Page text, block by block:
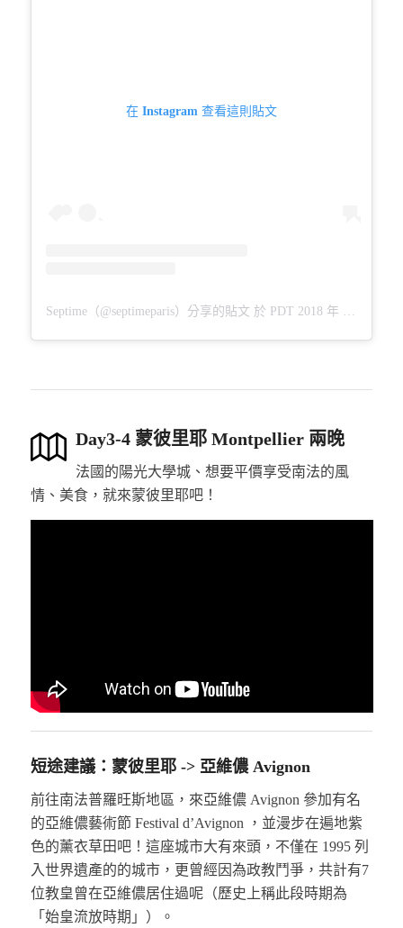
在 Instagram 查看這則貼文
Septime（@septimeparis）分享的貼文 於 PDT 2018 年 7月 月 31 日 上午 2:58
Day3-4 蒙彼里耶 Montpellier 兩晚
法國的陽光大學城、想要平價享受南法的風
情、美食，就來蒙彼里耶吧！
短途建議：蒙彼里耶 -> 亞維儂 Avignon
前往南法普羅旺斯地區，來亞維儂 Avignon 參加有名
的亞維儂藝術節 Festival d’Avignon ，並漫步在遍地紫
色的薰衣草田吧！這座城市大有來頭，不僅在 1995 列
入世界遺產的的城市，更曾經因為政教鬥爭，共計有7
位教皇曾在亞維儂居住過呢（歷史上稱此段時期為
「始皇流放時期」）。